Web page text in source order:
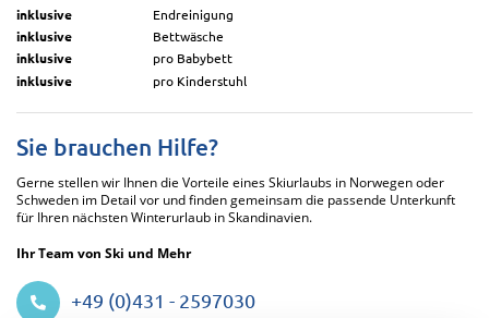
inklusive
Endreinigung
inklusive
Bettwäsche
inklusive
pro Babybett
inklusive
pro Kinderstuhl
Sie brauchen Hilfe?
Gerne stellen wir Ihnen die Vorteile eines Skiurlaubs in Norwegen oder
Schweden im Detail vor und finden gemeinsam die passende Unterkunft
für Ihren nächsten Winterurlaub in Skandinavien.
Ihr Team von Ski und Mehr
+49 (0)431 - 2597030